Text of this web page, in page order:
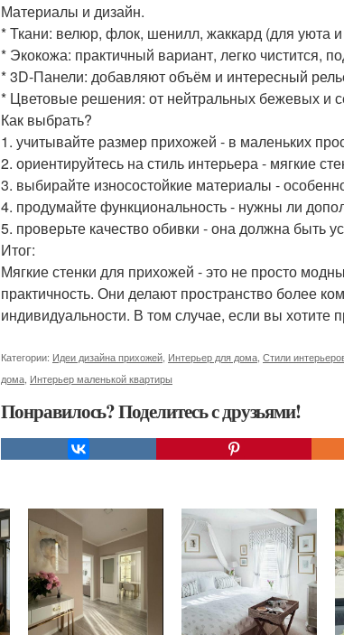
Материалы и дизайн.
* Ткани: велюр, флок, шенилл, жаккард (для уюта
* Экокожа: практичный вариант, легко чистится,
* 3D-Панели: добавляют объём и интересный
* Цветовые решения: от нейтральных бежевых и
Как выбрать?
1. учитывайте размер прихожей - в маленьких
2. ориентируйтесь на стиль интерьера - мягкие
3. выбирайте износостойкие материалы -
4. продумайте функциональность - нужны ли
5. проверьте качество обивки - она должна быть
Итог:
Мягкие стенки для прихожей - это не просто
практичность. Они делают пространство более
индивидуальности. В том случае, если вы хотите
Категории: Идеи дизайна прихожей Интерьер для дома Стили
дома Интерьер маленькой квартиры
Понравилось? Поделитесь с друзьями!